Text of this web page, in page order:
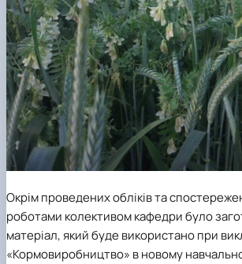
Окрім проведених обліків та
роботами колективом кафедри було
матеріал, який буде використано при
«Кормовиробництво» в новому